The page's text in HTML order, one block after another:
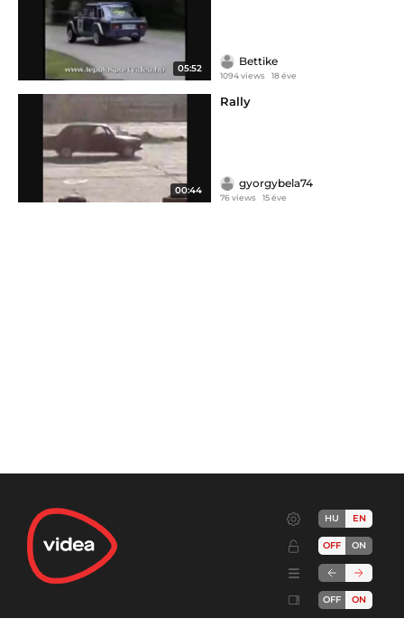
05:52
Bettike
1094 views 18 éve
00:44
Rally
gyorgybela74
76 views 15 éve
HU EN
OFF ON
OFF ON